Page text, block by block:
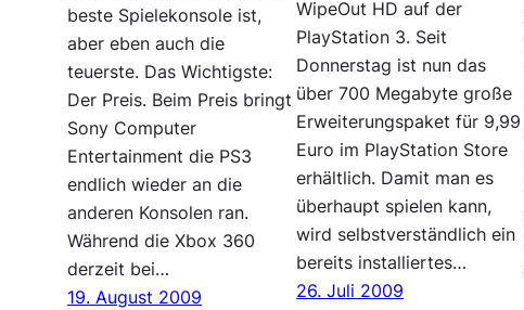
beste Spielekonsole ist,
aber eben auch die
teuerste. Das Wichtigste:
Der Preis. Beim Preis bringt
Sony Computer
Entertainment die PS3
endlich wieder an die
anderen Konsolen ran.
Während die Xbox 360
derzeit bei…
19. August 2009
WipeOut HD auf der
PlayStation 3. Seit
Donnerstag ist nun das
über 700 Megabyte große
Erweiterungspaket für 9,99
Euro im PlayStation Store
erhältlich. Damit man es
überhaupt spielen kann,
wird selbstverständlich ein
bereits installiertes…
26. Juli 2009